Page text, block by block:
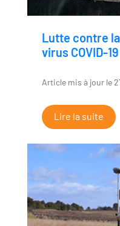
Lutte contre
virus COVID-19
Article mis à jour le
Lire la suite